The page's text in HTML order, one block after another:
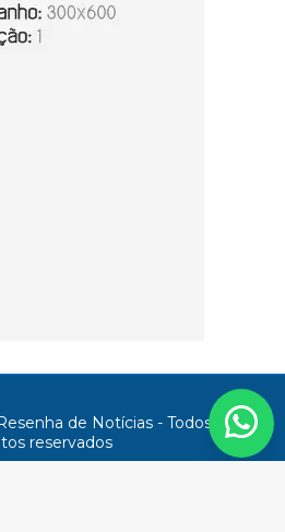
de Notícias - Todos os
reservados